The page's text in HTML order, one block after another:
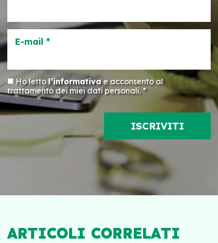
E-mail *
Ho lettol’informativae acconsento al
trattamento dei miei dati personali. *
ARTICOLI CORRELATI